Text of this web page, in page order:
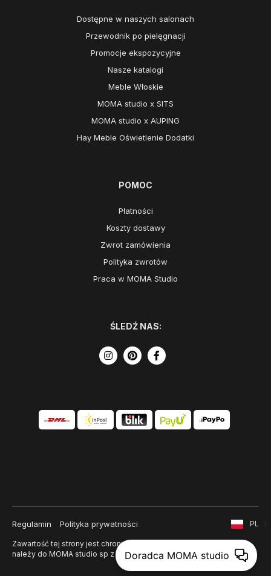
Dostępne w naszych salonach
Przewodnik po pielęgnacji
Promocje ekspozycyjne
Nasze katalogi
Meble Włoskie
MOMA studio x SITS
MOMA studio x AUPING
Hay Meble Oświetlenie Dodatki
POMOC
Płatności
Koszty dostawy
Zwrot zamówienia
Polityka zwrotów
Praca w MOMA Studio
ŚLEDŹ NAS:
Regulamin Polityka prywatności
Zawartość tej strony jest chroniona prawem autorskim i
należy do MOMA studio sp z o. o.
PL
Doradca MOMA studio